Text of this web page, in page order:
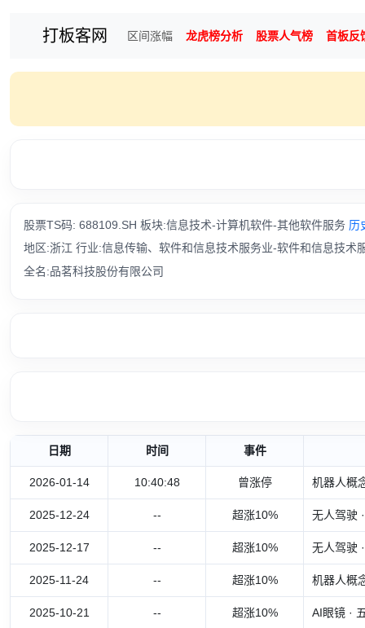
打板客网 区间涨幅 龙虎榜分析 股票人气榜 首板反
股票TS码: 688109.SH 板块:信息技术-计算机软件-其他软件服务 历
地区:浙江 行业:信息传输、软件和信息技术服务业-软件和信息技术
全名:品茗科技股份有限公司
日期 时间 事件
2026-01-14 10:40:48 曾涨停 机器人概
2025-12-24 -- 超涨10% 无人驾驶
2025-12-17 -- 超涨10% 无人驾驶
2025-11-24 -- 超涨10% 机器人概
2025-10-21 -- 超涨10% AI眼镜 ·